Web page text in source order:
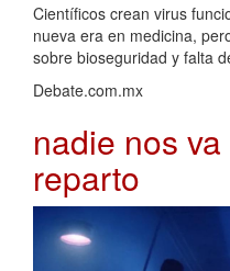
Científicos crean virus
nueva era en medicina,
sobre bioseguridad y falta
Debate.com.mx
nadie nos
reparto